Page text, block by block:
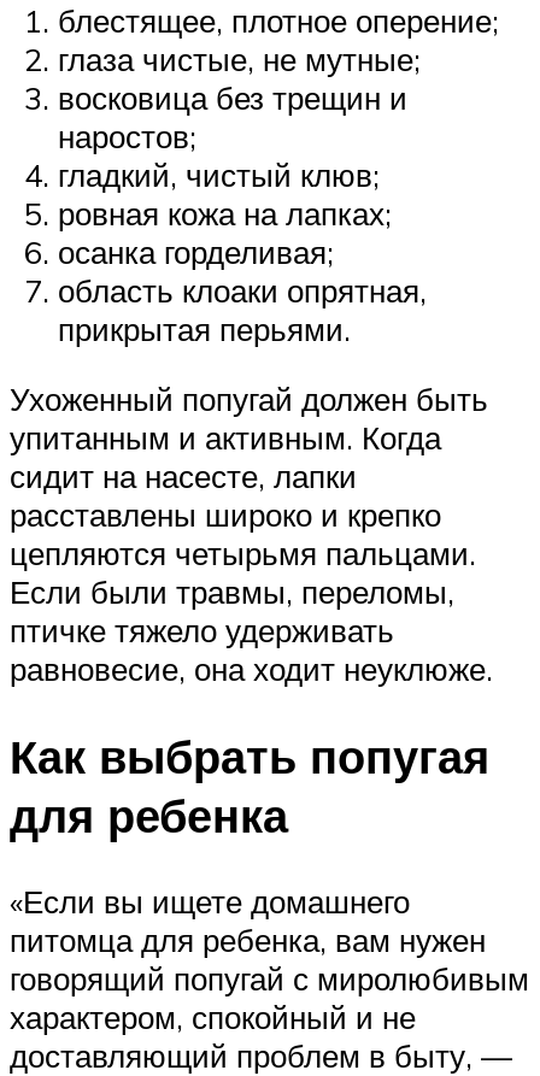
блестящее, плотное оперение;
глаза чистые, не мутные;
восковица без трещин и
наростов;
гладкий, чистый клюв;
ровная кожа на лапках;
осанка горделивая;
область клоаки опрятная,
прикрытая перьями.
Ухоженный попугай должен быть
упитанным и активным. Когда
сидит на насесте, лапки
расставлены широко и крепко
цепляются четырьмя пальцами.
Если были травмы, переломы,
птичке тяжело удерживать
равновесие, она ходит неуклюже.
Как выбрать попугая
для ребенка
«Если вы ищете домашнего
питомца для ребенка, вам нужен
говорящий попугай с миролюбивым
характером, спокойный и не
доставляющий проблем в быту, —